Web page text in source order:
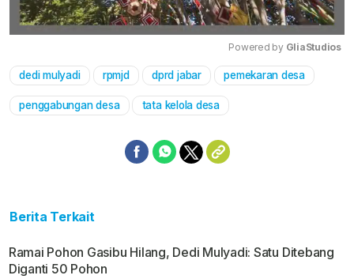
Mute
Powered by GliaStudios
dedi mulyadi rpmjd dprd jabar pemekaran desa
penggabungan desa tata kelola desa
Berita Terkait
Ramai Pohon Gasibu Hilang, Dedi Mulyadi: Satu Ditebang
Diganti 50 Pohon